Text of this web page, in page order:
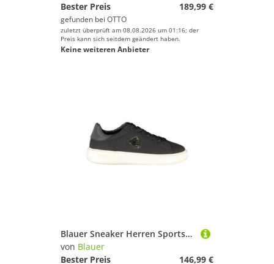
Bester Preis
189,99 €
gefunden bei OTTO
zuletzt überprüft am 08.08.2026 um 01:16; der
Preis kann sich seitdem geändert haben.
Keine weiteren Anbieter
Blauer Sneaker Herren Sportschuhe Schwarz mit Kontrasten &
von Blauer
Bester Preis
146,99 €